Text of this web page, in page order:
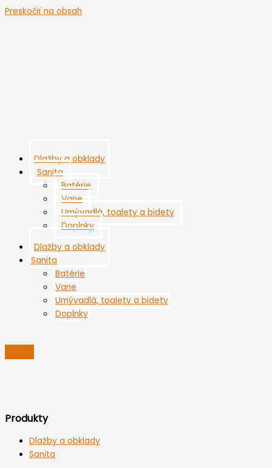
Preskočiť na obsah
Dlažby a obklady
Sanita
Batérie
Vane
Umývadlá, toalety a bidety
Doplnky
Dlažby a obklady
Sanita
Batérie
Vane
Umývadlá, toalety a bidety
Doplnky
Produkty
Dlažby a obklady
Sanita